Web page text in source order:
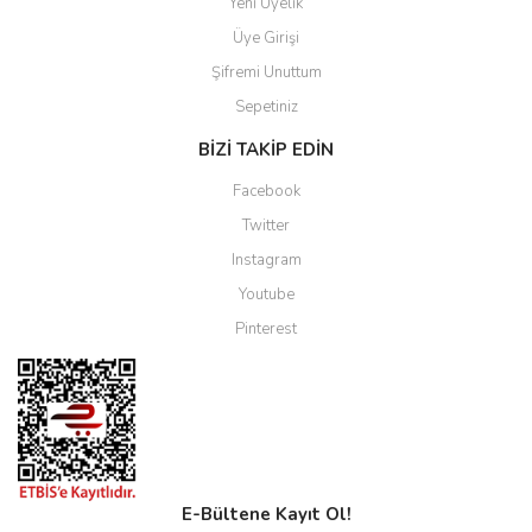
Üye Girişi
Şifremi Unuttum
Sepetiniz
BİZİ TAKİP EDİN
Facebook
Twitter
Instagram
Youtube
Pinterest
E-Bültene Kayıt Ol!